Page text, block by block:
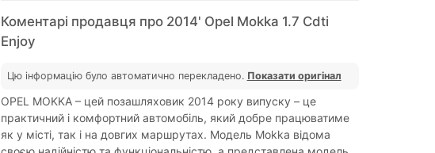
Коментарі продавця про 2014' Opel Mokka 1.7 Cdti
Enjoy
Цю інформацію було автоматично перекладено. Показати оригінал
OPEL MOKKA – цей позашляховик 2014 року випуску – це
практичний і комфортний автомобіль, який добре працюватиме
як у місті, так і на довгих маршрутах. Модель Mokka відома